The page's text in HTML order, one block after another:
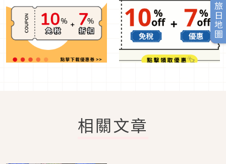
旅日地圖
相關文章